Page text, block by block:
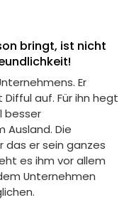
bringt, ist nicht
Er
auf. Für ihn hegt
besser
Ausland. Die
das er sein ganzes
es ihm vor allem
Unternehmen